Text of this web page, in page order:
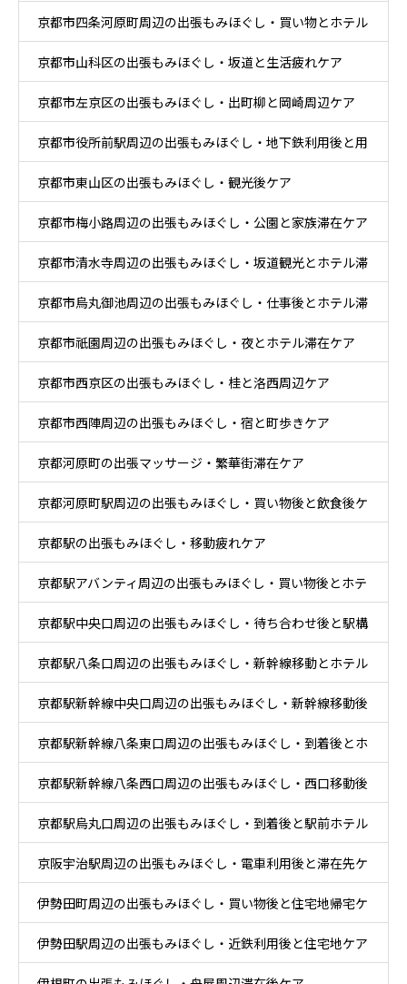
京都市四条河原町周辺の出張もみほぐし・買い物とホテル
滞在ケア
京都市山科区の出張もみほぐし・坂道と生活疲れケア
京都市左京区の出張もみほぐし・出町柳と岡崎周辺ケア
京都市役所前駅周辺の出張もみほぐし・地下鉄利用後と用
事後ケア
京都市東山区の出張もみほぐし・観光後ケア
京都市梅小路周辺の出張もみほぐし・公園と家族滞在ケア
京都市清水寺周辺の出張もみほぐし・坂道観光とホテル滞
在ケア
京都市烏丸御池周辺の出張もみほぐし・仕事後とホテル滞
在ケア
京都市祇園周辺の出張もみほぐし・夜とホテル滞在ケア
京都市西京区の出張もみほぐし・桂と洛西周辺ケア
京都市西陣周辺の出張もみほぐし・宿と町歩きケア
京都河原町の出張マッサージ・繁華街滞在ケア
京都河原町駅周辺の出張もみほぐし・買い物後と飲食後ケ
ア
京都駅の出張もみほぐし・移動疲れケア
京都駅アバンティ周辺の出張もみほぐし・買い物後とホテ
ル休息ケア
京都駅中央口周辺の出張もみほぐし・待ち合わせ後と駅構
内移動ケア
京都駅八条口周辺の出張もみほぐし・新幹線移動とホテル
滞在ケア
京都駅新幹線中央口周辺の出張もみほぐし・新幹線移動後
と乗換ケア
京都駅新幹線八条東口周辺の出張もみほぐし・到着後とホ
テル休息ケア
京都駅新幹線八条西口周辺の出張もみほぐし・西口移動後
とホテル休息ケア
京都駅烏丸口周辺の出張もみほぐし・到着後と駅前ホテル
ケア
京阪宇治駅周辺の出張もみほぐし・電車利用後と滞在先ケ
ア
伊勢田町周辺の出張もみほぐし・買い物後と住宅地帰宅ケ
ア
伊勢田駅周辺の出張もみほぐし・近鉄利用後と住宅地ケア